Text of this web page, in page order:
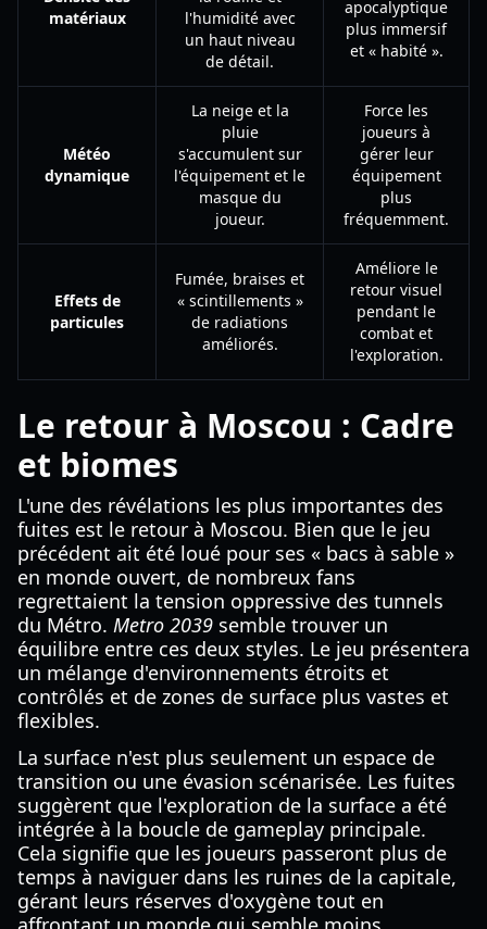
matériaux
l'humidité avec
un haut niveau
de détail.
apocalyptique
plus immersif
et « habité ».
Météo
dynamique
La neige et la
pluie
s'accumulent sur
l'équipement et le
masque du
joueur.
Force les
joueurs à
gérer leur
équipement
plus
fréquemment.
Effets de
particules
Fumée, braises et
« scintillements »
de radiations
améliorés.
Améliore le
retour visuel
pendant le
combat et
l'exploration.
Le retour à Moscou : Cadre
et biomes
L'une des révélations les plus importantes des
fuites est le retour à Moscou. Bien que le jeu
précédent ait été loué pour ses « bacs à sable »
en monde ouvert, de nombreux fans
regrettaient la tension oppressive des tunnels
du Métro. Metro 2039 semble trouver un
équilibre entre ces deux styles. Le jeu présentera
un mélange d'environnements étroits et
contrôlés et de zones de surface plus vastes et
flexibles.
La surface n'est plus seulement un espace de
transition ou une évasion scénarisée. Les fuites
suggèrent que l'exploration de la surface a été
intégrée à la boucle de gameplay principale.
Cela signifie que les joueurs passeront plus de
temps à naviguer dans les ruines de la capitale,
gérant leurs réserves d'oxygène tout en